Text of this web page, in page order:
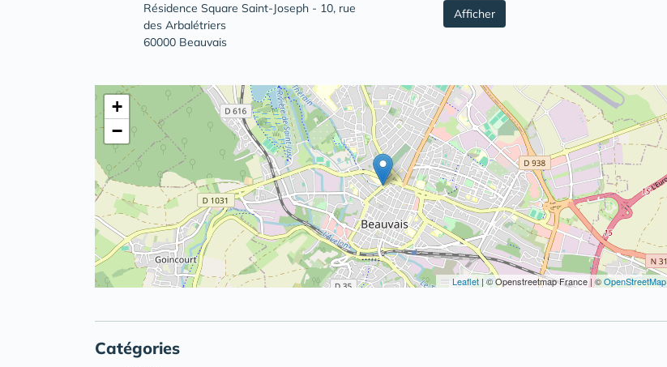
Résidence Square Saint-Joseph - 10, rue
des Arbalétriers
60000 Beauvais
Afficher
+
−
Leaflet|© Openstreetmap France | ©OpenStreetMap
Catégories